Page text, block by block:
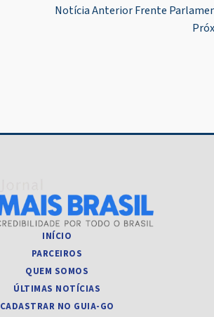
Notícia AnteriorFrente
INÍCIO
PARCEIROS
QUEM SOMOS
ÚLTIMAS NOTÍCIAS
CADASTRAR NO GUIA-GO